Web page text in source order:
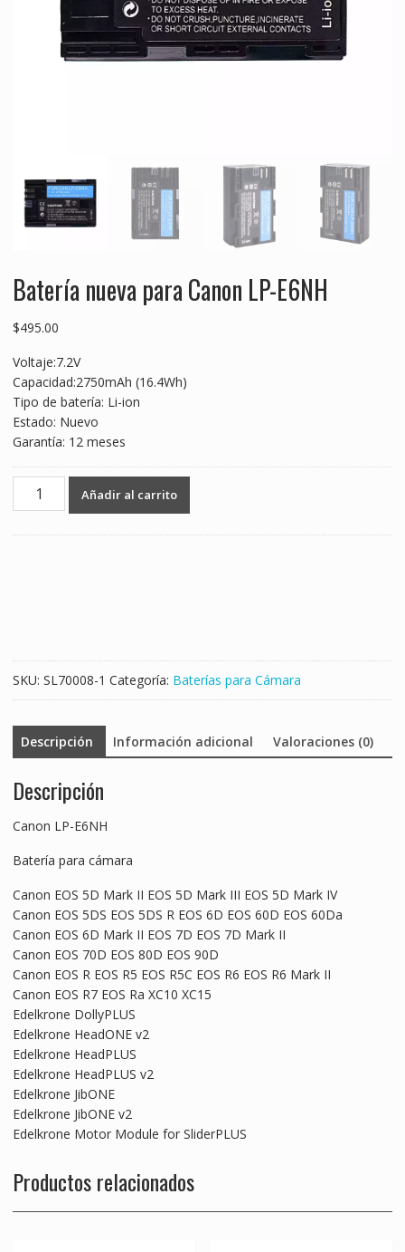
Batería nueva para Canon LP-E6NH
$495.00
Voltaje:7.2V
Capacidad:2750mAh (16.4Wh)
Tipo de batería: Li-ion
Estado: Nuevo
Garantía: 12 meses
Batería
nueva
Añadir al carrito
SKU: SL70008-1 Categoría: Baterías para Cámara
Descripción Información adicional Valoraciones (0)
Descripción
Canon LP-E6NH
Batería para cámara
Canon EOS 5D Mark II EOS 5D Mark III EOS 5D Mark IV
Canon EOS 5DS EOS 5DS R EOS 6D EOS 60D EOS 60Da
Canon EOS 6D Mark II EOS 7D EOS 7D Mark II
Canon EOS 70D EOS 80D EOS 90D
Canon EOS R EOS R5 EOS R5C EOS R6 EOS R6 Mark II
Canon EOS R7 EOS Ra XC10 XC15
Edelkrone DollyPLUS
Edelkrone HeadONE v2
Edelkrone HeadPLUS
Edelkrone HeadPLUS v2
Edelkrone JibONE
Edelkrone JibONE v2
Edelkrone Motor Module for SliderPLUS
Productos relacionados